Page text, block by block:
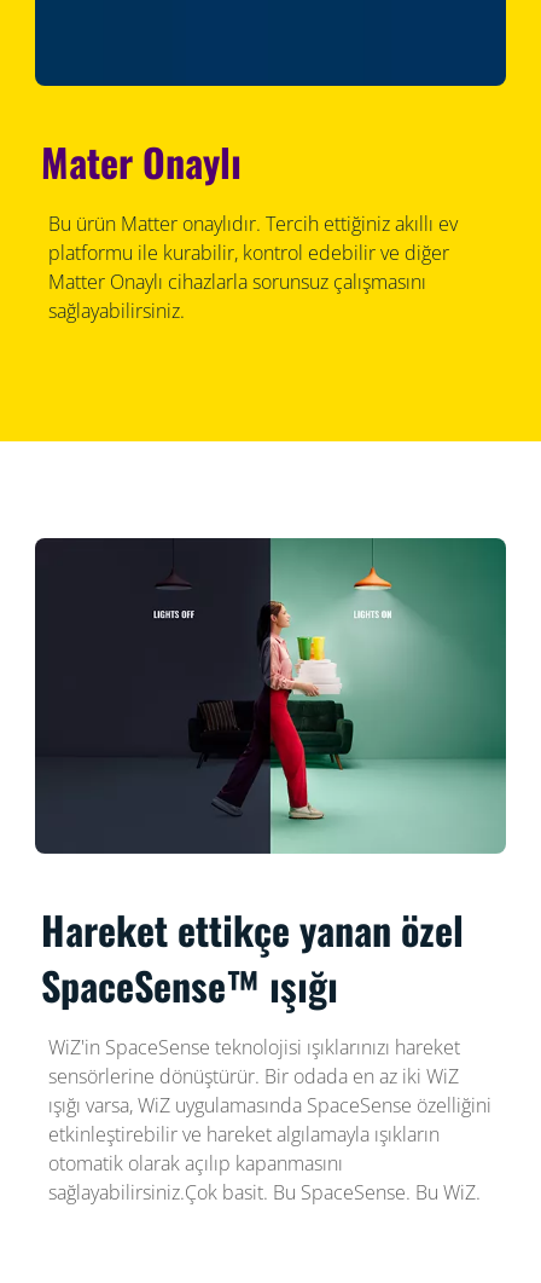
Mater Onaylı
Bu ürün Matter onaylıdır. Tercih ettiğiniz akıllı ev
platformu ile kurabilir, kontrol edebilir ve diğer
Matter Onaylı cihazlarla sorunsuz çalışmasını
sağlayabilirsiniz.
Hareket ettikçe yanan özel
SpaceSense™ ışığı
WiZ'in SpaceSense teknolojisi ışıklarınızı hareket
sensörlerine dönüştürür. Bir odada en az iki WiZ
ışığı varsa, WiZ uygulamasında SpaceSense özelliğini
etkinleştirebilir ve hareket algılamayla ışıkların
otomatik olarak açılıp kapanmasını
sağlayabilirsiniz.Çok basit. Bu SpaceSense. Bu WiZ.